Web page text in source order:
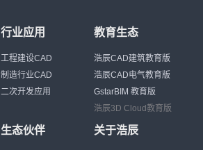
行业应用
工程建设CAD
制造行业CAD
二次开发应用
教育生态
浩辰CAD建筑教育版
浩辰CAD电气教育版
GstarBIM 教育版
浩辰3D Cloud教育版
生态伙伴 关于浩辰